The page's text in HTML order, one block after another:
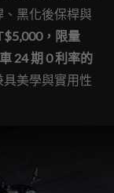
黑化後保桿與
，限量
24 期 0 利率的
具美學與實用性